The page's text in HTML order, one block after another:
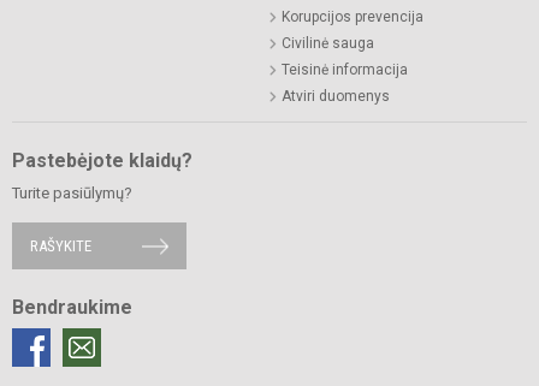
Korupcijos prevencija
Civilinė sauga
Teisinė informacija
Atviri duomenys
Pastebėjote klaidų?
Turite pasiūlymų?
RAŠYKITE
Bendraukime